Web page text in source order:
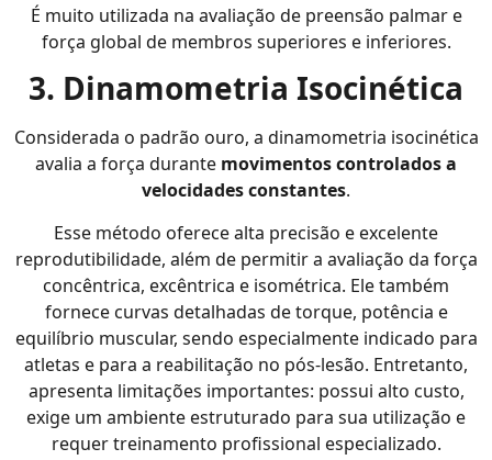
É muito utilizada na avaliação de preensão palmar e
força global de membros superiores e inferiores.
3. Dinamometria Isocinética
Considerada o padrão ouro, a dinamometria isocinética
avalia a força durante movimentos controlados a
velocidades constantes.
Esse método oferece alta precisão e excelente
reprodutibilidade, além de permitir a avaliação da força
concêntrica, excêntrica e isométrica. Ele também
fornece curvas detalhadas de torque, potência e
equilíbrio muscular, sendo especialmente indicado para
atletas e para a reabilitação no pós-lesão. Entretanto,
apresenta limitações importantes: possui alto custo,
exige um ambiente estruturado para sua utilização e
requer treinamento profissional especializado.